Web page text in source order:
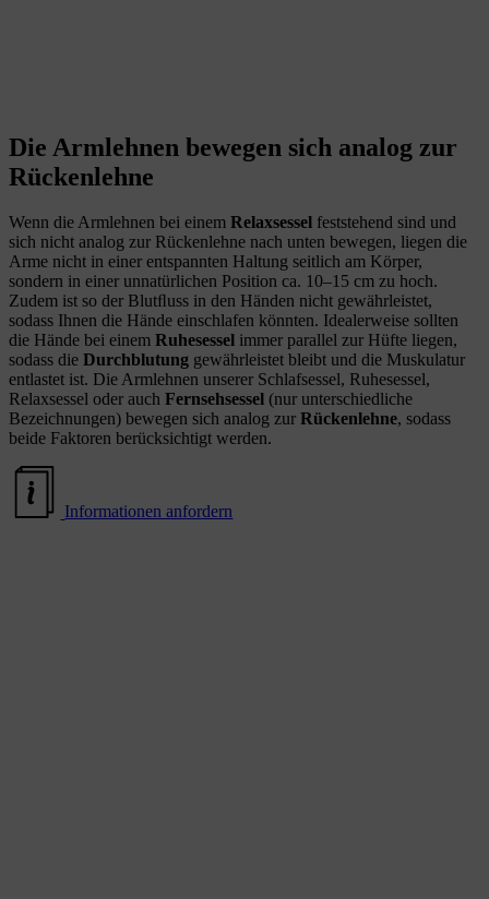
Die Armlehnen bewegen sich analog zur
Rückenlehne
Wenn die Armlehnen bei einem Relaxsessel feststehend sind und
sich nicht analog zur Rückenlehne nach unten bewegen, liegen die
Arme nicht in einer entspannten Haltung seitlich am Körper,
sondern in einer unnatürlichen Position ca. 10–15 cm zu hoch.
Zudem ist so der Blutﬂuss in den Händen nicht gewährleistet,
sodass Ihnen die Hände einschlafen könnten. Idealerweise sollten
die Hände bei einem Ruhesessel immer parallel zur Hüfte liegen,
sodass die Durchblutung gewährleistet bleibt und die Muskulatur
entlastet ist. Die Armlehnen unserer Schlafsessel, Ruhesessel,
Relaxsessel oder auch Fernsehsessel (nur unterschiedliche
Bezeichnungen) bewegen sich analog zur Rückenlehne, sodass
beide Faktoren berücksichtigt werden.
Informationen anfordern